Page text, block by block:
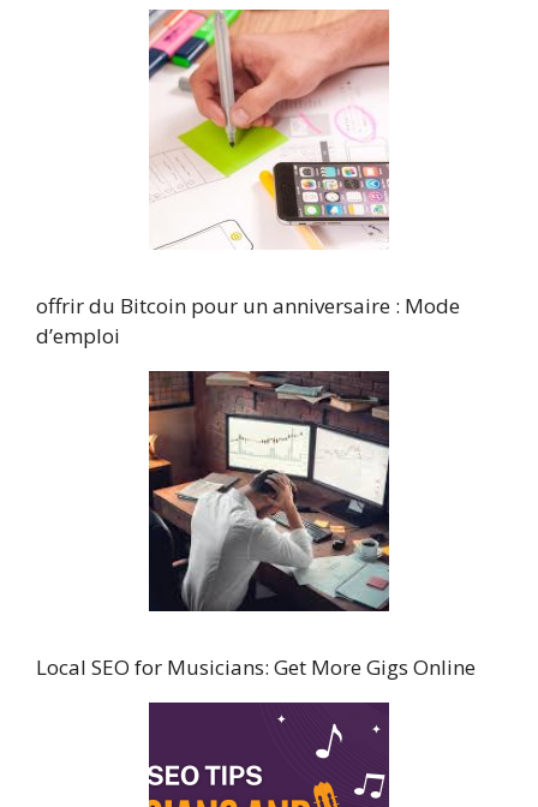
offrir du Bitcoin pour un anniversaire : Mode
d’emploi
Local SEO for Musicians: Get More Gigs Online